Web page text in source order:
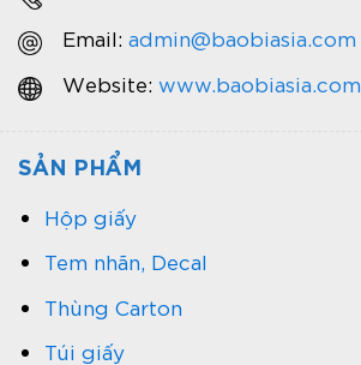
Email: admin@baobiasia.com
Website: www.baobiasia.com
SẢN PHẨM
Hộp giấy
Tem nhãn, Decal
Thùng Carton
Túi giấy